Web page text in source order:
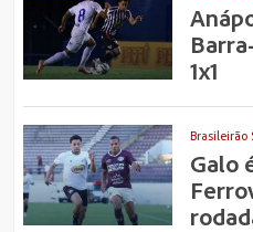
1x1
Brasileirão
Galo